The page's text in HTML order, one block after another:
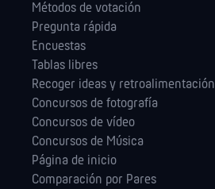
Métodos de votación
Pregunta rápida
Encuestas
Tablas libres
Recoger ideas y retroalimentación
Concursos de fotografía
Concursos de vídeo
Concursos de Música
Página de inicio
Comparación por Pares